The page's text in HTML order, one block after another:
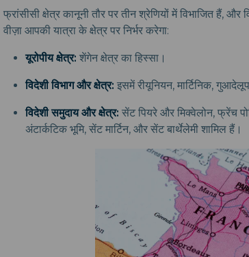
फ्रांसीसी क्षेत्र कानूनी तौर पर तीन श्रेणियों में विभाजित हैं,
वीज़ा आपकी यात्रा के क्षेत्र पर निर्भर करेगा:
यूरोपीय क्षेत्र: शेंगेन क्षेत्र का हिस्सा।
विदेशी विभाग और क्षेत्र: इसमें रीयूनियन, मार्टिनिक,
विदेशी समुदाय और क्षेत्र: सेंट पियरे और मिक्वेलोन, फ्रेंच
अंटार्कटिक भूमि, सेंट मार्टिन, और सेंट बार्थेलेमी शामिल हैं।